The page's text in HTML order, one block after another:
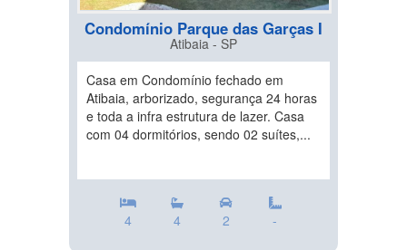
Condomínio Parque das Garças I
Atibaia - SP
Casa em Condomínio fechado em
Atibaia, arborizado, segurança 24 horas
e toda a infra estrutura de lazer. Casa
com 04 dormitórios, sendo 02 suítes,...
4 4 2 -